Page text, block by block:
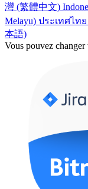
灣 (繁體中文)
Melayu) ประเทศไท
本語)
Vous pouvez